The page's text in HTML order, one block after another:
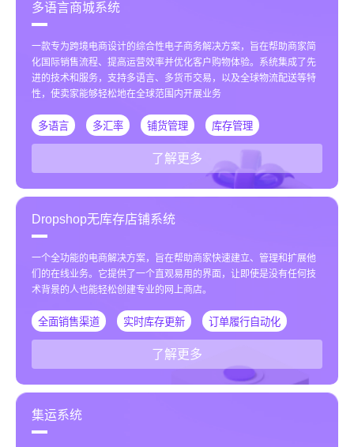
多语言商城系统
一款专为跨境电商设计的综合性电子商务解决方案，旨在帮助商家简
化国际销售流程、提高运营效率并优化客户购物体验。系统集成了先
进的技术和服务，支持多语言、多货币交易，以及全球物流配送等特
性，使卖家能够轻松地在全球范围内开展业务
多语言 多汇率 铺货管理 库存管理
了解更多
Dropshop无库存店铺系统
一个全功能的电商解决方案，旨在帮助商家快速建立、管理和扩展他
们的在线业务。它提供了一个直观易用的界面，让即使是没有任何技
术背景的人也能轻松创建专业的网上商店。
全面销售渠道 实时库存更新 订单履行自动化
了解更多
集运系统